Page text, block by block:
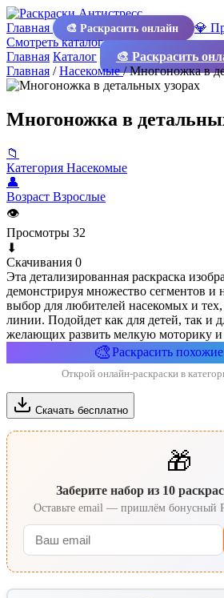
Главная 🎨 Раскрасить онлайн
💎
Смотреть каталог
Главная Каталог 🎨 Раскрасить
Главная /Насекомые/Многоножка в
Многоножка в
📁
Категория Насекомые
👤
Возраст Взрослые
👁
Просмотры 32
⬇
Скачивания 0
Эта детализированная раскраска
демонстрируя множество сегментов
выбор для любителей насекомых и
линии. Подойдет как для детей, так и
желающих развить мелкую моторику
🎨Раскрасить
Открой онлайн-раскраски в
Скачать бесплатно
🎁
Заберите набор из 10
Оставьте email — пришлём бонусный